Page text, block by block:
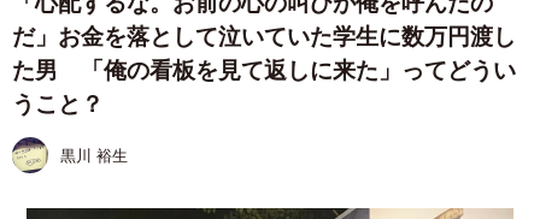
だ」お金を落として泣いていた学生に数万円渡し
た男 「俺の看板を見て返しに来た」ってどうい
うこと？
黒川 裕生